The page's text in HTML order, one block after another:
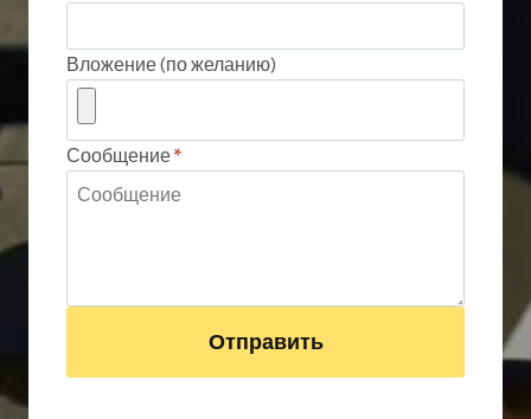
Вложение (по желанию)
Сообщение*
Отправить